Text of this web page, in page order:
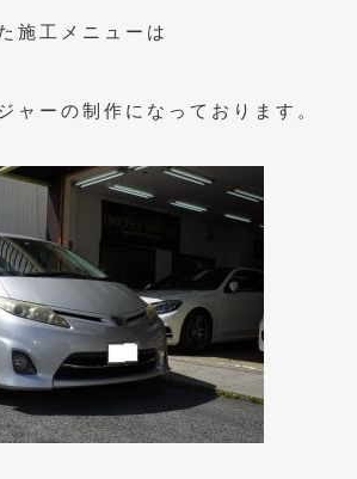
(2)
(2)
(1)
(1)
(1)
(2)
(1)
(2)
施工メニューは
ャーの制作になっております。